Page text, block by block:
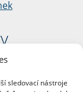
sledovací nástroje